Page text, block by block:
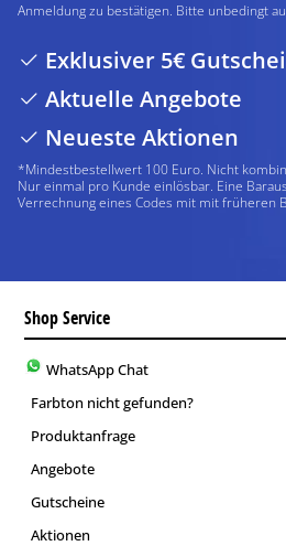
Anmeldung zu bestätigen. Bitte unbedingt
Exklusiver 5€
Aktuelle Angebote
Neueste Aktionen
*Mindestbestellwert 100 Euro. Nicht
Nur einmal pro Kunde einlösbar. Eine
Verrechnung eines Codes mit mit früheren
Shop Service
WhatsApp Chat
Farbton nicht gefunden?
Produktanfrage
Angebote
Gutscheine
Aktionen